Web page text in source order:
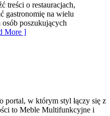
treści o restauracjach,
gastronomię na wielu
poszukujących
More ]
portal, w którym styl łączy się z
to Meble Multifunkcyjne i